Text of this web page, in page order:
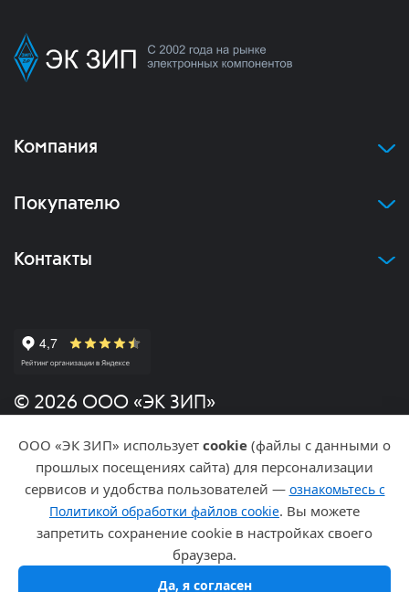
Компания
Покупателю
Контакты
© 2026 ООО «ЭК ЗИП»
Политика конфиденциальности
Разработка и продвижение
ООО «ЭК ЗИП» использует cookie (файлы с данными о
прошлых посещениях сайта) для персонализации
сервисов и удобства пользователей — ознакомьтесь с
Политикой обработки файлов cookie. Вы можете
запретить сохранение cookie в настройках своего
браузера.
Да, я согласен